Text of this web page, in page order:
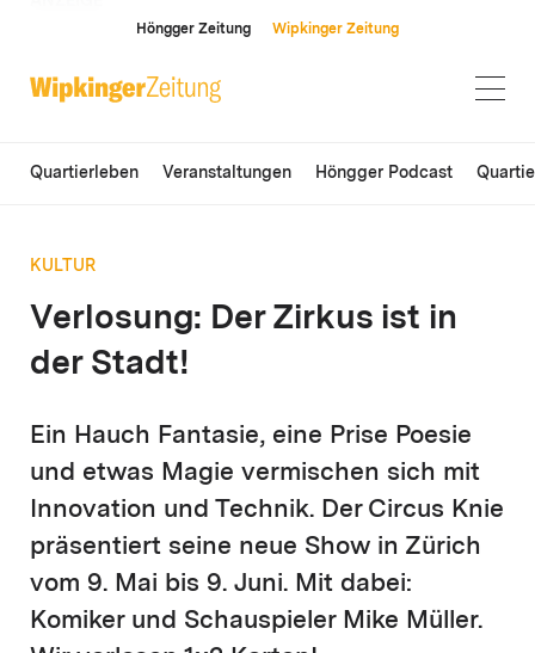
Höngger Zeitung Wipkinger Zeitung
Quartierleben Veranstaltungen Höngger Podcast
KULTUR
Verlosung: Der Zirkus ist in
der Stadt!
Ein Hauch Fantasie, eine Prise Poesie
und etwas Magie vermischen sich mit
Innovation und Technik. Der Circus Knie
präsentiert seine neue Show in Zürich
vom 9. Mai bis 9. Juni. Mit dabei:
Komiker und Schauspieler Mike Müller.